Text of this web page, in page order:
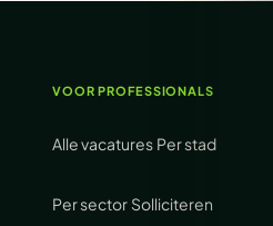
VOOR PROFESSIONALS
Alle vacatures Per stad
Per sector Solliciteren